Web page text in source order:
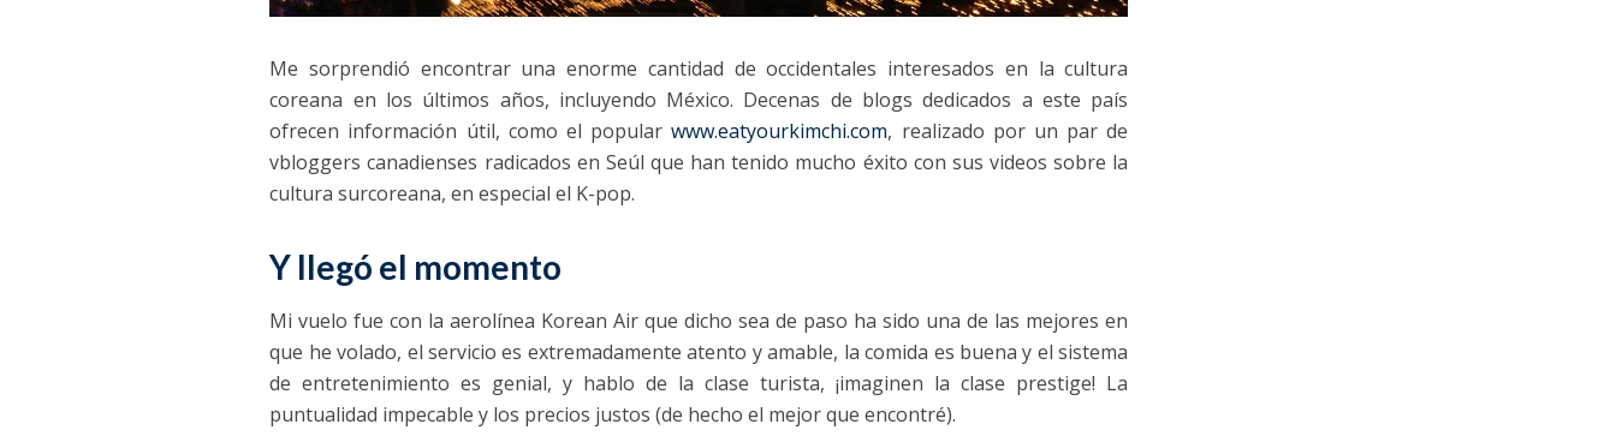
Me sorprendió encontrar una enorme cantidad de occidentales interesados en la cultura
coreana en los últimos años, incluyendo México. Decenas de blogs dedicados a este país
ofrecen información útil, como el popularwww.eatyourkimchi.com, realizado por un par de
vbloggers canadienses radicados en Seúl que han tenido mucho éxito con sus videos sobre la
cultura surcoreana, en especial el K-pop.
Y llegó el momento
Mi vuelo fue con la aerolínea Korean Air que dicho sea de paso ha sido una de las mejores en
que he volado, el servicio es extremadamente atento y amable, la comida es buena y el sistema
de entretenimiento es genial, y hablo de la clase turista, ¡imaginen la clase prestige! La
puntualidad impecable y los precios justos (de hecho el mejor que encontré).